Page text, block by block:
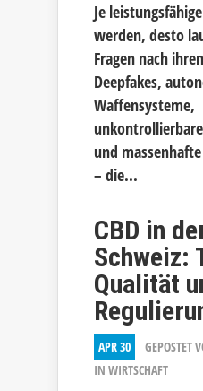
Je
werden, desto
Fragen nach
Deepfakes,
Waffensysteme,
und
– die...
CBD in
Schweiz:
Qualität
APR 30 GEPOSTET
IN WIRTSCHAFT